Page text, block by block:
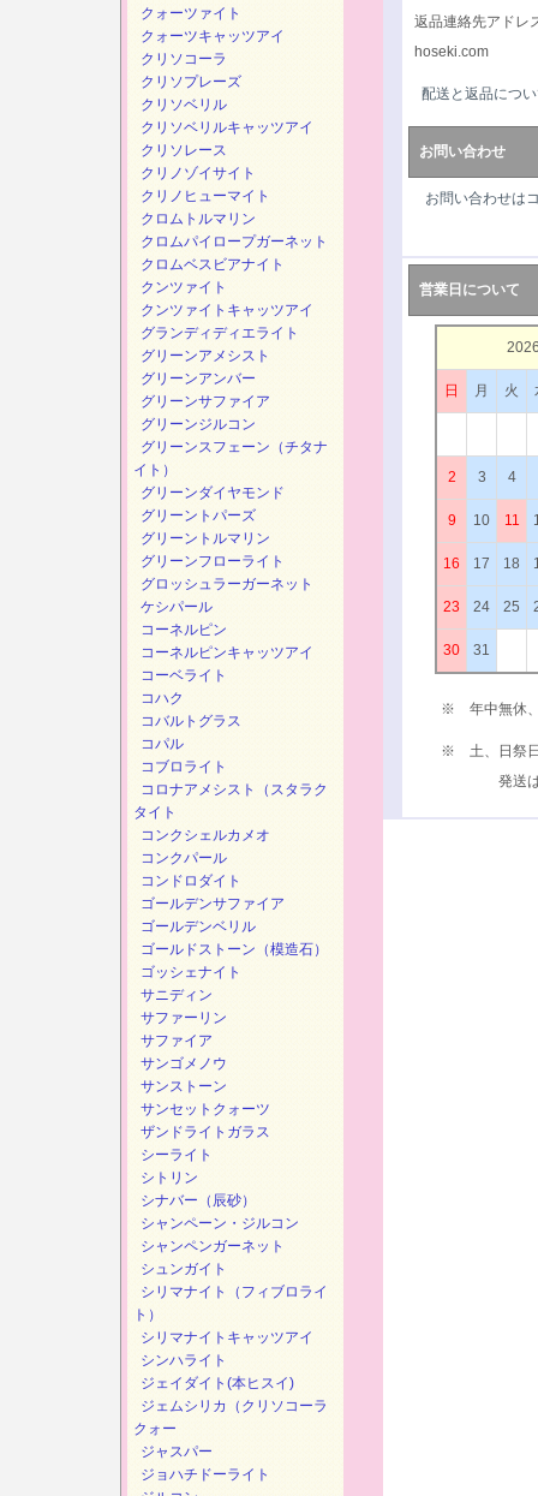
返品連絡先アドレ
hoseki.com
配送と返品につ
お問い合わせ
お問い合わせは
営業日について
日 月 火
2 3 4
9 10 11
16 17 18
23 24 25
30 31
※ 年中無休、
※ 土、日祭日
発送は、
クォーツァイト
クォーツキャッツアイ
クリソコーラ
クリソプレーズ
クリソベリル
クリソベリルキャッツアイ
クリソレース
クリノゾイサイト
クリノヒューマイト
クロムトルマリン
クロムパイロープガーネット
クロムベスビアナイト
クンツァイト
クンツァイトキャッツアイ
グランディディエライト
グリーンアメシスト
グリーンアンバー
グリーンサファイア
グリーンジルコン
グリーンスフェーン（チタナ
イト）
グリーンダイヤモンド
グリーントパーズ
グリーントルマリン
グリーンフローライト
グロッシュラーガーネット
ケシパール
コーネルピン
コーネルピンキャッツアイ
コーベライト
コハク
コバルトグラス
コパル
コブロライト
コロナアメシスト（スタラク
タイト
コンクシェルカメオ
コンクパール
コンドロダイト
ゴールデンサファイア
ゴールデンベリル
ゴールドストーン（模造石）
ゴッシェナイト
サニディン
サファーリン
サファイア
サンゴメノウ
サンストーン
サンセットクォーツ
ザンドライトガラス
シーライト
シトリン
シナバー（辰砂）
シャンペーン・ジルコン
シャンペンガーネット
シュンガイト
シリマナイト（フィブロライ
ト）
シリマナイトキャッツアイ
シンハライト
ジェイダイト(本ヒスイ)
ジェムシリカ（クリソコーラ
クォー
ジャスパー
ジョハチドーライト